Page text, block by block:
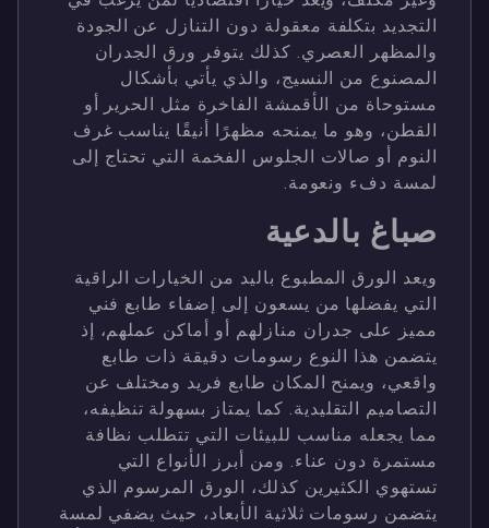
التجديد بتكلفة معقولة دون التنازل عن الجودة
والمظهر العصري. كذلك يتوفر ورق الجدران
المصنوع من النسيج، والذي يأتي بأشكال
مستوحاة من الأقمشة الفاخرة مثل الحرير أو
القطن، وهو ما يمنحه مظهرًا أنيقًا يناسب غرف
النوم أو صالات الجلوس الفخمة التي تحتاج إلى
لمسة دفء ونعومة.
صباغ بالدعية
ويعد الورق المطبوع باليد من الخيارات الراقية
التي يفضلها من يسعون إلى إضفاء طابع فني
مميز على جدران منازلهم أو أماكن عملهم، إذ
يتضمن هذا النوع رسومات دقيقة ذات طابع
واقعي، ويمنح المكان طابع فريد ومختلف عن
التصاميم التقليدية. كما يمتاز بسهولة تنظيفه،
مما يجعله مناسب للبيئات التي تتطلب نظافة
مستمرة دون عناء. ومن أبرز الأنواع التي
تستهوي الكثيرين كذلك، الورق المرسوم الذي
يتضمن رسومات ثلاثية الأبعاد، حيث يضفي لمسة